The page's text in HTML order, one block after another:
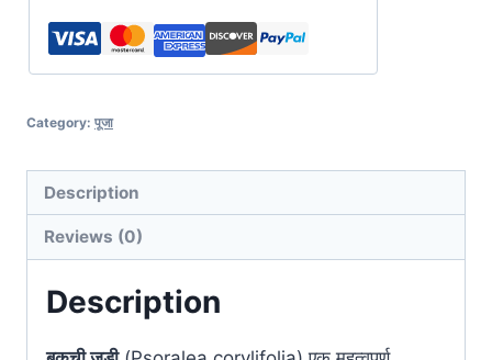
Category: पूजा
Description
Reviews (0)
Description